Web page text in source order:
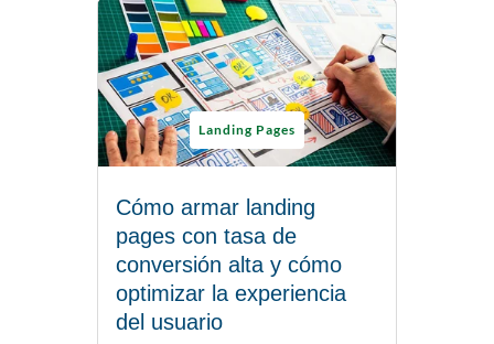
Landing Pages
Cómo armar landing
pages con tasa de
conversión alta y cómo
optimizar la experiencia
del usuario